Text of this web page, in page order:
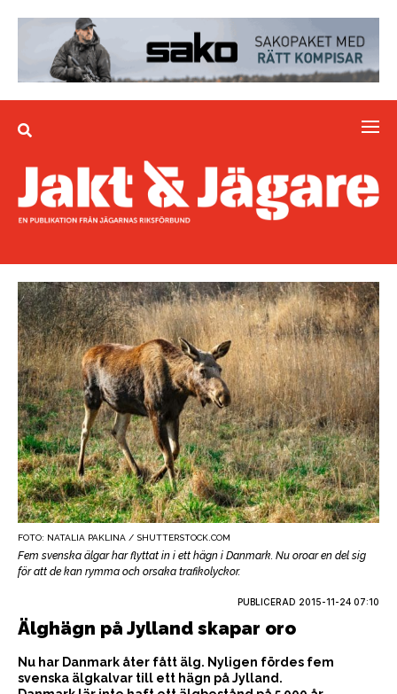
FOTO: NATALIA PAKLINA / SHUTTERSTOCK.COM
Fem svenska älgar har flyttat in i ett hägn i Danmark. Nu oroar en del sig
för att de kan rymma och orsaka trafikolyckor.
PUBLICERAD 2015-11-24 07:10
Älghägn på Jylland skapar oro
Nu har Danmark åter fått älg. Nyligen fördes fem
svenska älgkalvar till ett hägn på Jylland.